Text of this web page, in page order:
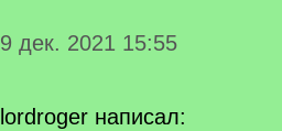
9 дек. 2021 15:55
lordroger написал: